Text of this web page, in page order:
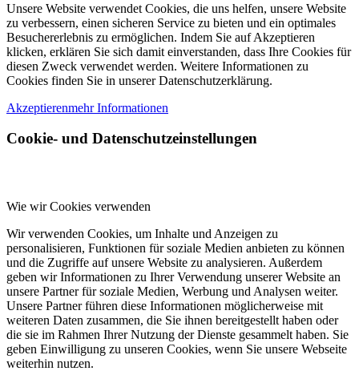
Unsere Website verwendet Cookies, die uns helfen, unsere Website
zu verbessern, einen sicheren Service zu bieten und ein optimales
Besuchererlebnis zu ermöglichen. Indem Sie auf Akzeptieren
klicken, erklären Sie sich damit einverstanden, dass Ihre Cookies für
diesen Zweck verwendet werden. Weitere Informationen zu
Cookies finden Sie in unserer Datenschutzerklärung.
Akzeptierenmehr Informationen
Cookie- und Datenschutzeinstellungen
Wie wir Cookies verwenden
Wir verwenden Cookies, um Inhalte und Anzeigen zu
personalisieren, Funktionen für soziale Medien anbieten zu können
und die Zugriffe auf unsere Website zu analysieren. Außerdem
geben wir Informationen zu Ihrer Verwendung unserer Website an
unsere Partner für soziale Medien, Werbung und Analysen weiter.
Unsere Partner führen diese Informationen möglicherweise mit
weiteren Daten zusammen, die Sie ihnen bereitgestellt haben oder
die sie im Rahmen Ihrer Nutzung der Dienste gesammelt haben. Sie
geben Einwilligung zu unseren Cookies, wenn Sie unsere Webseite
weiterhin nutzen.